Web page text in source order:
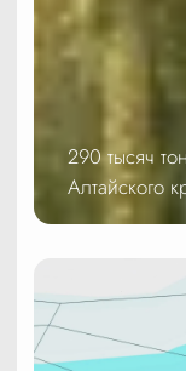
290 тысяч
Алтайского